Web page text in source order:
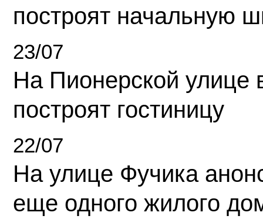
построят начальную
23/07
На Пионерской улице
построят гостиницу
22/07
На улице Фучика
еще одного жилого